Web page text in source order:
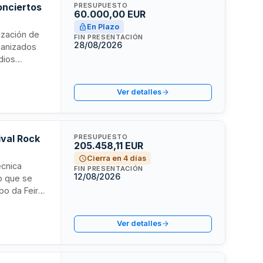
de
PRESUPUESTO
60.000,00 EUR
En Plazo
FIN PRESENTACIÓN
28/08/2026
Ver detalles
Rock
que se
da Feira.
PRESUPUESTO
205.458,11 EUR
Cierra en 4 días
FIN PRESENTACIÓN
12/08/2026
Ver detalles